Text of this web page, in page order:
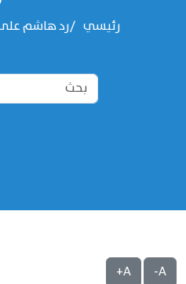
رئيسي رد هاشم على
A-
A+